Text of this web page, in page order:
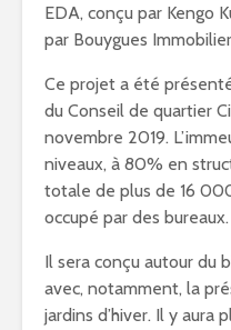
EDA, conçu par Kengo
par Bouygues
Ce projet a été
du Conseil de quartier
novembre 2019.
niveaux, à 80% en
totale de plus de 16
occupé par des bureaux.
Il sera conçu autour du
avec, notamment, la
jardins d’hiver. Il y aura